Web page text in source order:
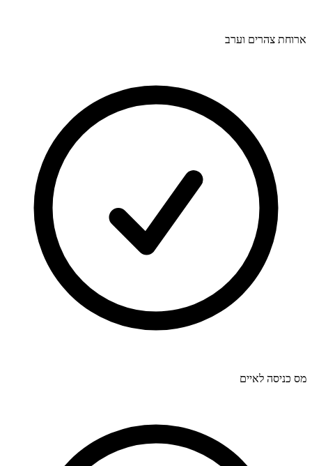
ארוחת צהרים וערב
מס כניסה לאיים